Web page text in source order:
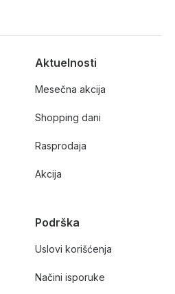
Aktuelnosti
Mesečna akcija
Shopping dani
Rasprodaja
Akcija
Podrška
Uslovi korišćenja
Načini isporuke